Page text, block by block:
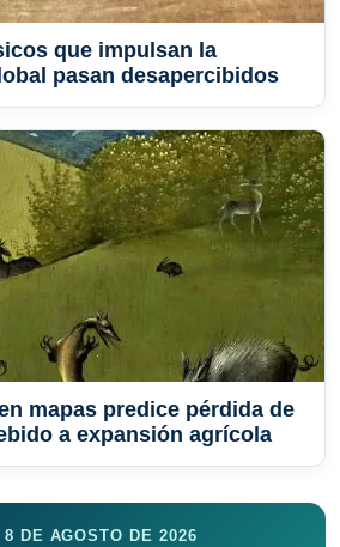
que impulsan la
pasan desapercibidos
mapas predice pérdida de
a expansión agrícola
DE AGOSTO DE 2026